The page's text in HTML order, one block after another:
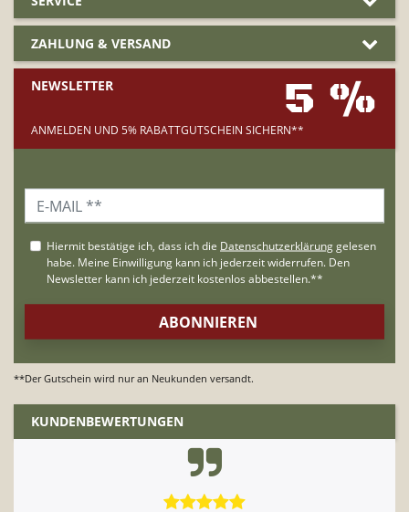
ZAHLUNG & VERSAND
NEWSLETTER 5 %
ANMELDEN UND 5% RABATTGUTSCHEIN SICHERN**
**Der Gutschein wird nur an Neukunden versandt.
KUNDENBEWERTUNGEN